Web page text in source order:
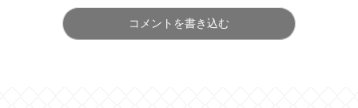
コメントを書き込む